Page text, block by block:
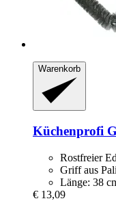
Warenkorb
Küchenprofi
Rostfreier
Griff aus
Länge: 38
€ 13,09